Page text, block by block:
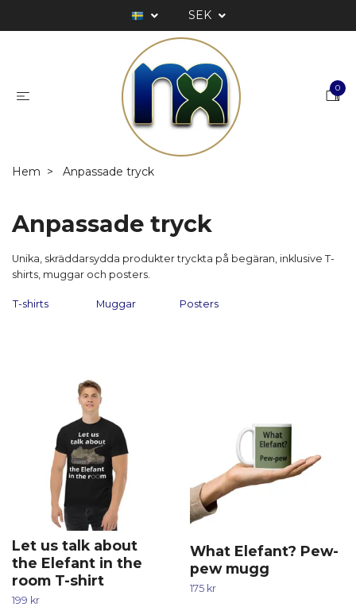
SEK
0
Hem Anpassade tryck
Anpassade tryck
Unika, skräddarsydda produkter tryckta på begäran, inklusive T-
shirts, muggar och posters.
T-shirts Muggar Posters
Let us talk about
the Elefant in the
room T-shirt
199 kr
What Elefant? Pew-
pew mugg
175 kr